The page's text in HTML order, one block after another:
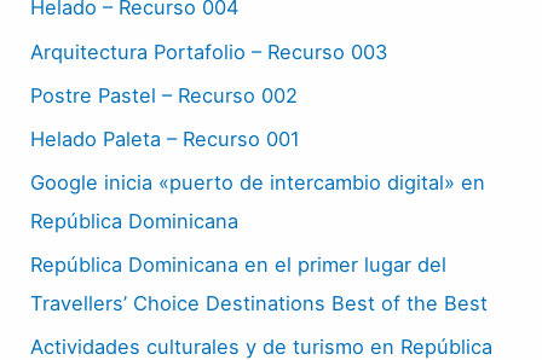
Helado – Recurso 004
Arquitectura Portafolio – Recurso 003
Postre Pastel – Recurso 002
Helado Paleta – Recurso 001
Google inicia «puerto de intercambio digital» en
República Dominicana
República Dominicana en el primer lugar del
Travellers’ Choice Destinations Best of the Best
Actividades culturales y de turismo en República